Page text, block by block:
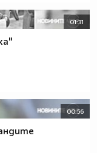
01:31
00:56